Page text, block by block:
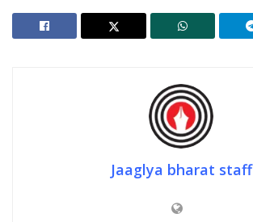
Jaaglya bharat staff